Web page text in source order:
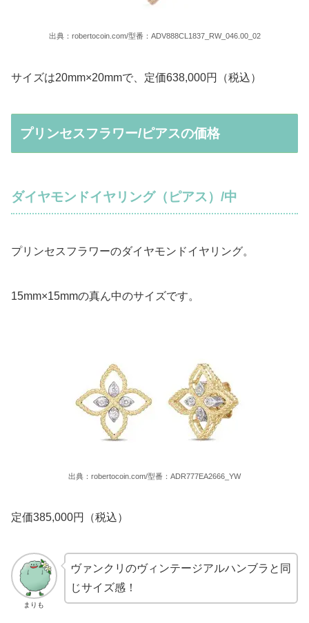
出典：robertocoin.com/型番：ADV888CL1837_RW_046.00_02
サイズは20mm×20mmで、定価638,000円（税込）
プリンセスフラワー/ピアスの価格
ダイヤモンドイヤリング（ピアス）/中
プリンセスフラワーのダイヤモンドイヤリング。
15mm×15mmの真ん中のサイズです。
出典：robertocoin.com/型番：ADR777EA2666_YW
定価385,000円（税込）
まりも
ヴァンクリのヴィンテージアルハンブラと同
じサイズ感！